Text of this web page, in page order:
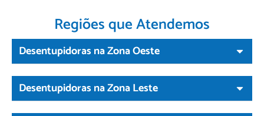
Regiões que Atendemos
Desentupidoras na Zona Oeste
Desentupidoras na Zona Leste